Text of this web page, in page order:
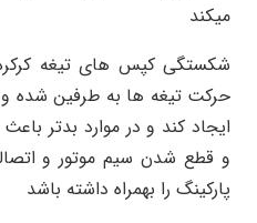
میکند
شکستگی کپس های تیغه کرکره
حرکت تیغه ها به طرفین شده
ایجاد کند و در موارد بدتر
و قطع شدن سیم موتور و
پارکینگ را بهمراه داشته باشد